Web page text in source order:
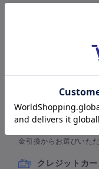
お
金引換からお選びいただ
クレジットカー